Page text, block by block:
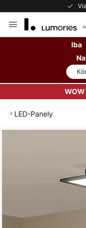
to
Iba
WOW
LED-Panely